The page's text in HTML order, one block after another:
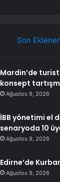
Son
Mardin’de
konsept
Ağustos 9, 2026
İBB yönetimi el
senaryoda 10
Ağustos 9, 2026
Edirne’de
Ağustos 9, 2026